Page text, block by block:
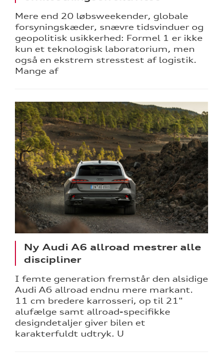
Mere end 20 løbsweekender, globale
forsyningskæder, snævre tidsvinduer og
geopolitisk usikkerhed: Formel 1 er ikke
kun et teknologisk laboratorium, men
også en ekstrem stresstest af logistik.
Mange af
Ny Audi A6 allroad mestrer alle
discipliner
I femte generation fremstår den alsidige
Audi A6 allroad endnu mere markant.
11 cm bredere karrosseri, op til 21"
alufælge samt allroad-specifikke
designdetaljer giver bilen et
karakterfuldt udtryk. U